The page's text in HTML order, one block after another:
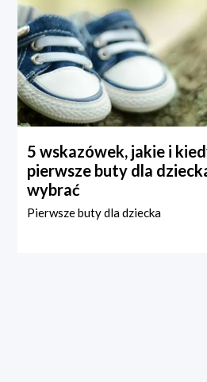
5 wskazówek, jakie i
pierwsze buty dla
wybrać
Pierwsze buty dla dziecka